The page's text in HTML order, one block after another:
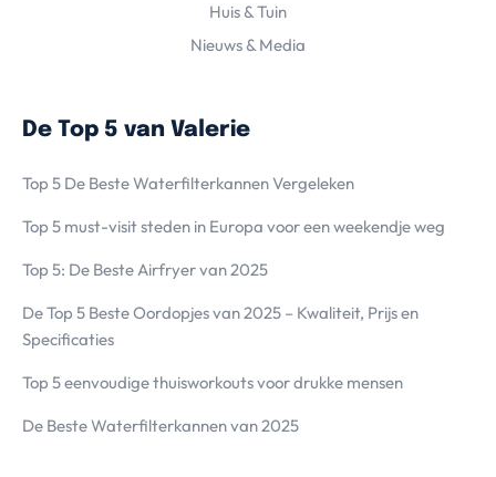
Huis & Tuin
Nieuws & Media
De Top 5 van Valerie
Top 5 De Beste Waterfilterkannen Vergeleken
Top 5 must-visit steden in Europa voor een weekendje weg
Top 5: De Beste Airfryer van 2025
De Top 5 Beste Oordopjes van 2025 – Kwaliteit, Prijs en
Specificaties
Top 5 eenvoudige thuisworkouts voor drukke mensen
De Beste Waterfilterkannen van 2025